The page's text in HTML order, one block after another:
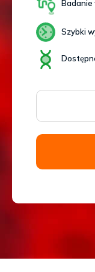
Badanie
Szybki